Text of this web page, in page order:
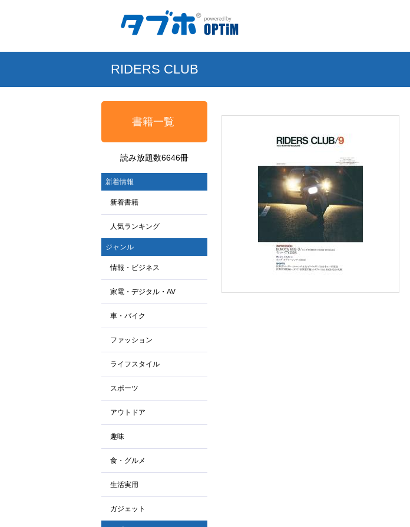
RIDERS CLUB
書籍一覧
読み放題数6646冊
新着情報
新着書籍
人気ランキング
ジャンル
情報・ビジネス
家電・デジタル・AV
車・バイク
ファッション
ライフスタイル
スポーツ
アウトドア
趣味
食・グルメ
生活実用
ガジェット